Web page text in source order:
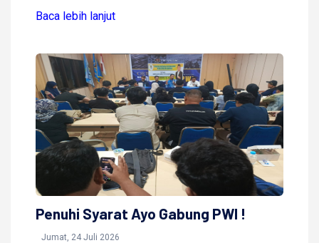
Baca lebih lanjut
Penuhi Syarat Ayo Gabung PWI !
Jumat, 24 Juli 2026